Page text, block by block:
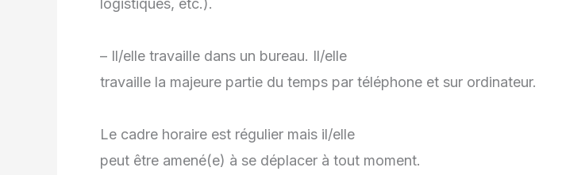
logistiques, etc.).
– Il/elle travaille dans un bureau. Il/elle
travaille la majeure partie du temps par téléphone et sur ordinateur.
Le cadre horaire est régulier mais il/elle
peut être amené(e) à se déplacer à tout moment.